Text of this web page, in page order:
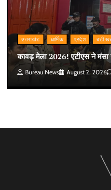
उत्तराखंड धार्मिक प्रदेश बड़ी
कावड़ मेला 2026! एटीएस ने मंसा
Bureau News August 2, 2026